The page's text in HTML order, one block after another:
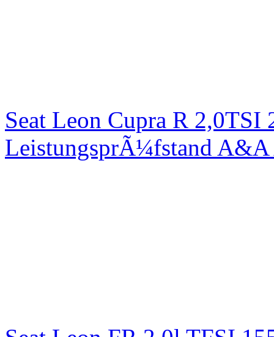
Seat Leon Cupra R
LeistungsprÃ¼fstand